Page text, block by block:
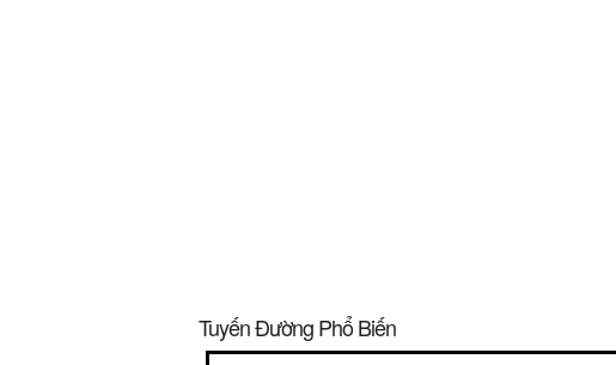
Tuyến Đường Phổ Biến